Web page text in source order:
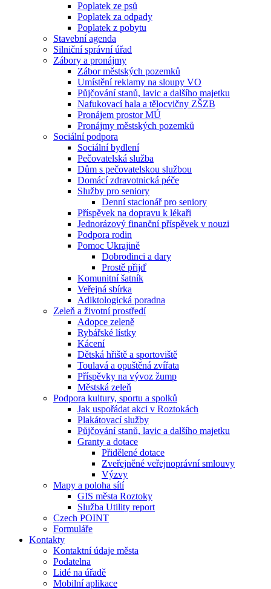
Poplatek ze psů
Poplatek za odpady
Poplatek z pobytu
Stavební agenda
Silniční správní úřad
Zábory a pronájmy
Zábor městských pozemků
Umístění reklamy na sloupy VO
Půjčování stanů, lavic a dalšího majetku
Nafukovací hala a tělocvičny ZŠZB
Pronájem prostor MÚ
Pronájmy městských pozemků
Sociální podpora
Sociální bydlení
Pečovatelská služba
Dům s pečovatelskou službou
Domácí zdravotnická péče
Služby pro seniory
Denní stacionář pro seniory
Příspěvek na dopravu k lékaři
Jednorázový finanční příspěvek v nouzi
Podpora rodin
Pomoc Ukrajině
Dobrodinci a dary
Prostě přijď
Komunitní šatník
Veřejná sbírka
Adiktologická poradna
Zeleň a životní prostředí
Adopce zeleně
Rybářské lístky
Kácení
Dětská hřiště a sportoviště
Toulavá a opuštěná zvířata
Příspěvky na vývoz žump
Městská zeleň
Podpora kultury, sportu a spolků
Jak uspořádat akci v Roztokách
Plakátovací služby
Půjčování stanů, lavic a dalšího majetku
Granty a dotace
Přidělené dotace
Zveřejněné veřejnoprávní smlouvy
Výzvy
Mapy a poloha sítí
GIS města Roztoky
Služba Utility report
Czech POINT
Formuláře
Kontakty
Kontaktní údaje města
Podatelna
Lidé na úřadě
Mobilní aplikace